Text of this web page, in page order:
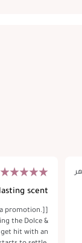
scent
promotion.]
the Dolce &
get hit with an